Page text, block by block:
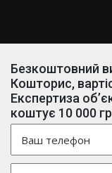
Безкоштовний
Кошторис,
Експертиза
коштує 10 000